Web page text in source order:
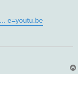
e=youtu.be